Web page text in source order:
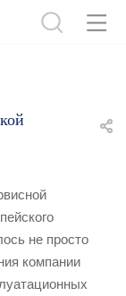
не просто
компании